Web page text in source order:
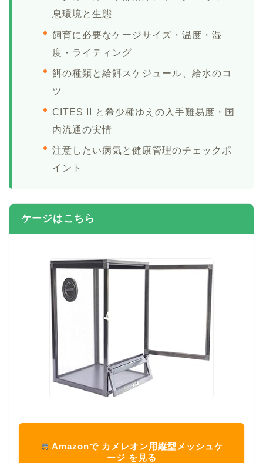
息環境と生態
飼育に必要なケージサイズ・温度・湿
度・ライティング
餌の種類と給餌スケジュール、給水のコ
ツ
CITES II と希少種ゆえの入手難易度・国
内流通の実情
注意したい病気と健康管理のチェックポ
イント
ケージはこちら
Amazonで カメレオン用縦型メッシュケ
ージ を見る